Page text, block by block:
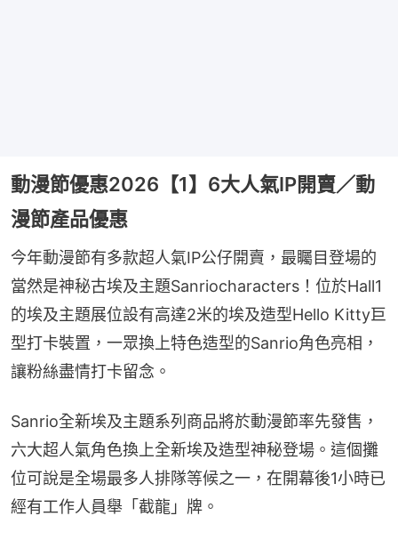
動漫節優惠2026【1】6大人氣IP開賣／動
漫節產品優惠
今年動漫節有多款超人氣IP公仔開賣，最矚目登場的
當然是神秘古埃及主題Sanriocharacters！位於Hall1
的埃及主題展位設有高達2米的埃及造型Hello Kitty巨
型打卡裝置，一眾換上特色造型的Sanrio角色亮相，
讓粉絲盡情打卡留念。
Sanrio全新埃及主題系列商品將於動漫節率先發售，
六大超人氣角色換上全新埃及造型神秘登場。這個攤
位可說是全場最多人排隊等候之一，在開幕後1小時已
經有工作人員舉「截龍」牌。